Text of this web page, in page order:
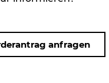
anfragen